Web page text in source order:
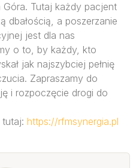
Góra. Tutaj każdy pacjent
dbałością, a poszerzanie
jest dla nas
o to, by każdy, kto
jak najszybciej pełnię
Zapraszamy do
i rozpoczęcie drogi do
https://rfmsynergia.pl